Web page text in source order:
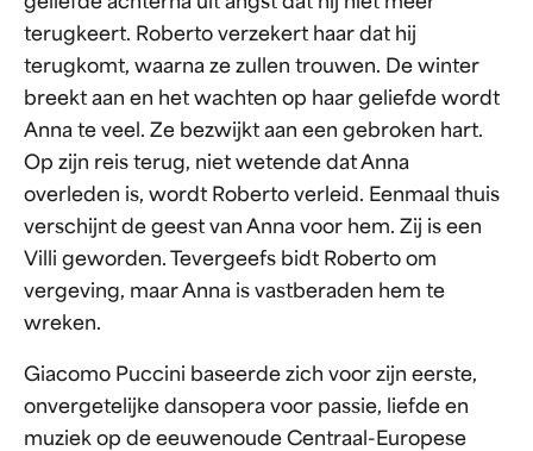
terugkeert. Roberto verzekert haar dat hij
terugkomt, waarna ze zullen trouwen. De winter
breekt aan en het wachten op haar geliefde wordt
Anna te veel. Ze bezwijkt aan een gebroken hart.
Op zijn reis terug, niet wetende dat Anna
overleden is, wordt Roberto verleid. Eenmaal thuis
verschijnt de geest van Anna voor hem. Zij is een
Villi geworden. Tevergeefs bidt Roberto om
vergeving, maar Anna is vastberaden hem te
wreken.
Giacomo Puccini baseerde zich voor zijn eerste,
onvergetelijke dansopera voor passie, liefde en
muziek op de eeuwenoude Centraal-Europese